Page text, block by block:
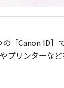
［Canon ID］
プリンターな